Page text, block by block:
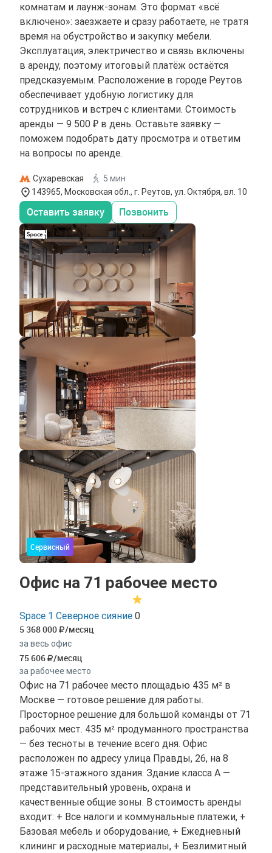
комнатам и лаунж-зонам. Это формат «всё
включено»: заезжаете и сразу работаете, не тратя
время на обустройство и закупку мебели.
Эксплуатация, электричество и связь включены
в аренду, поэтому итоговый платёж остаётся
предсказуемым. Расположение в городе Реутов
обеспечивает удобную логистику для
сотрудников и встреч с клиентами. Стоимость
аренды — 9 500 ₽ в день. Оставьте заявку —
поможем подобрать дату просмотра и ответим
на вопросы по аренде.
Сухаревская
5 мин
143965, Московская обл., г. Реутов, ул. Октября, вл. 10
Оставить заявку Позвонить
Сервисный
Офис на 71 рабочее место
Space 1 Северное сияние 0
5 368 000 /месяц
за весь офис
75 606 /месяц
за рабочее место
Офис на 71 рабочее место площадью 435 м² в
Москве — готовое решение для работы.
Просторное решение для большой команды от 71
рабочих мест. 435 м² продуманного пространства
— без тесноты в течение всего дня. Офис
расположен по адресу улица Правды, 26, на 8
этаже 15-этажного здания. Здание класса A —
представительный уровень, охрана и
качественные общие зоны. В стоимость аренды
входит: + Все налоги и коммунальные платежи, +
Базовая мебель и оборудование, + Ежедневный
клининг и расходные материалы, + Безлимитный